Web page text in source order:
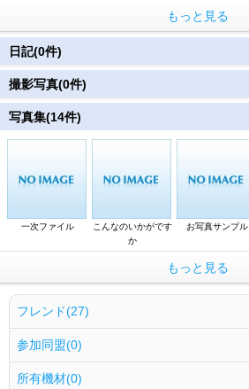
もっと見る
日記(0件)
撮影写真(0件)
写真集(14件)
一次ファイル
こんなのいかがです
か
お写真サンプル
もっと見る
フレンド(27)
参加同盟(0)
所有機材(0)